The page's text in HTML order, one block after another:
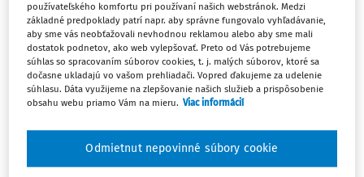
Zatiaľ ste si prečítali len začiatok...
Celý dokument je len pre
predplatiteľov.
zadarmo prístup k vybranému obsahu
na 10 dní.
používateľského komfortu pri používaní našich webstránok. Medzi
základné predpoklady patrí napr. aby správne fungovalo vyhľadávanie,
aby sme vás neobťažovali nevhodnou reklamou alebo aby sme mali
dostatok podnetov, ako web vylepšovať. Preto od Vás potrebujeme
súhlas so spracovaním súborov cookies, t. j. malých súborov, ktoré sa
dočasne ukladajú vo vašom prehliadači. Vopred ďakujeme za udelenie
súhlasu. Dáta využijeme na zlepšovanie našich služieb a prispôsobenie
obsahu webu priamo Vám na mieru. Viac informácií
Odmietnut nepovinné súbory cookie